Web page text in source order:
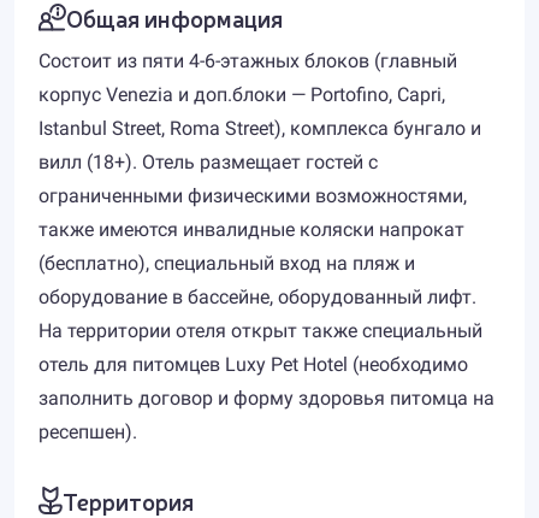
Общая информация
Состоит из пяти 4-6-этажных блоков (главный
корпус Venezia и доп.блоки — Portofino, Capri,
Istanbul Street, Roma Street), комплекса бунгало и
вилл (18+). Отель размещает гостей с
ограниченными физическими возможностями,
также имеются инвалидные коляски напрокат
(бесплатно), специальный вход на пляж и
оборудование в бассейне, оборудованный лифт.
На территории отеля открыт также специальный
отель для питомцев Luxy Pet Hotel (необходимо
заполнить договор и форму здоровья питомца на
ресепшен).
Территория